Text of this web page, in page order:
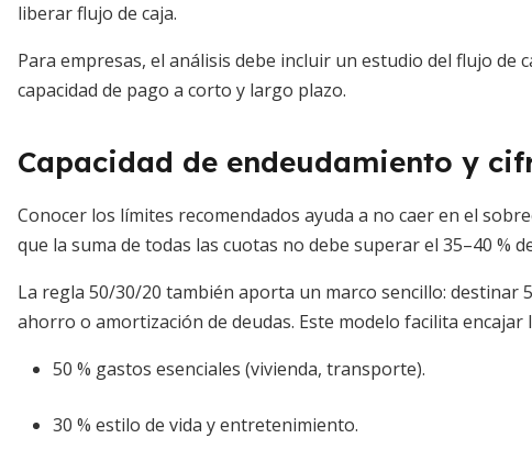
liberar flujo de caja.
Para empresas, el análisis debe incluir un estudio del flujo de
capacidad de pago a corto y largo plazo.
Capacidad de endeudamiento y
Conocer los límites recomendados ayuda a no caer en el
que la suma de todas las cuotas no debe superar el 35–40 %
La regla 50/30/20 también aporta un marco sencillo: destinar
ahorro o amortización de deudas. Este modelo facilita
50 % gastos esenciales (vivienda, transporte).
30 % estilo de vida y entretenimiento.